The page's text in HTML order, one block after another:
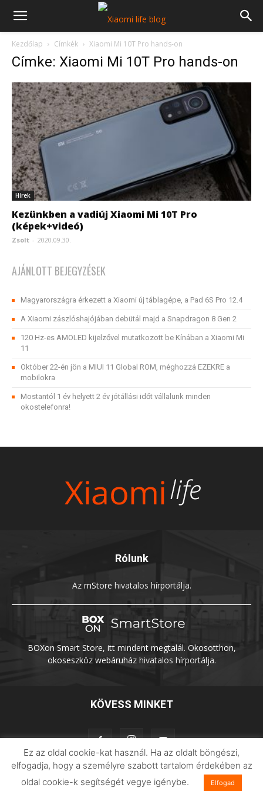
Kezdőlap Címkék Xiaomi Mi 10T Pro hands-on
Címke: Xiaomi Mi 10T Pro hands-on
Hírek
Kezünkben a vadiúj Xiaomi Mi 10T Pro
(képek+videó)
Zsolt - 2020.09.30.
AJÁNLOTT BEJEGYZÉSEK
Magyarországra érkezett a Xiaomi új táblagépe, a Pad 6S Pro 12.4
A Xiaomi zászlóshajójában debütál majd a Snapdragon 8 Gen 2
120 Hz-es AMOLED kijelzővel mutatkozott be Kínában a Xiaomi Mi
11
Október 22-én jön a MIUI 11 Global ROM, méghozzá EZEKRE a
mobilokra
Mostantól 1 év helyett 2 év jótállási időt vállalunk minden
okostelefonra!
Rólunk
Az mStore hivatalos hírportálja.
BOXon Smart Store, itt mindent megtalál. Okosotthon,
okoseszköz webáruházhivatalos hírportálja.
KÖVESS MINKET
Adatvédelem Impresszum Imilab
Ez az oldal cookie-kat használ. Ha az oldalt böngészi,
elfogadja, hogy a személyre szabott tartalom érdekében az
oldal cookie-k segítségét vegye igénybe.
Elfogad